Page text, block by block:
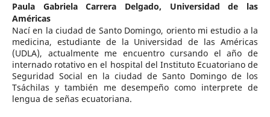
Paula Gabriela Carrera Delgado, Universidad de las
Américas
Nací en la ciudad de Santo Domingo, oriento mi estudio a la
medicina, estudiante de la Universidad de las Américas
(UDLA), actualmente me encuentro cursando el año de
internado rotativo en el hospital del Instituto Ecuatoriano de
Seguridad Social en la ciudad de Santo Domingo de los
Tsáchilas y también me desempeño como interprete de
lengua de señas ecuatoriana.